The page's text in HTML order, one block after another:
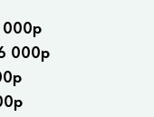
000р
000р